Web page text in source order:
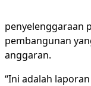
penyelenggaraan
pembangunan
anggaran.
“Ini adalah